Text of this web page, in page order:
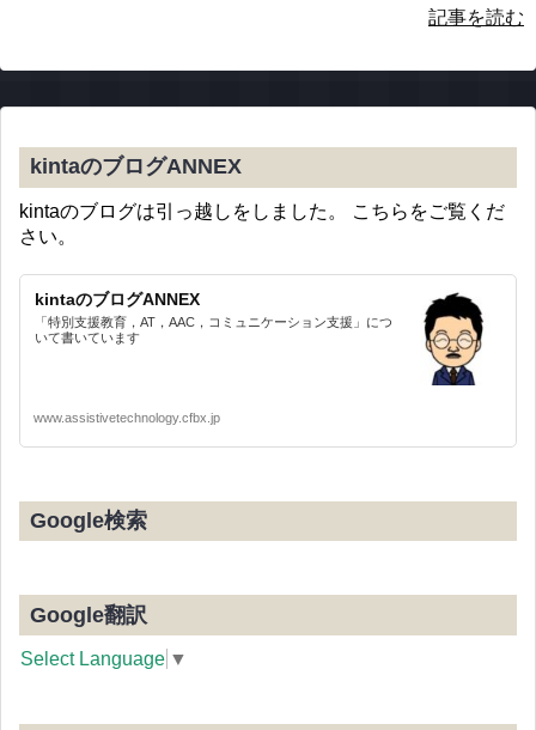
記事を読む
kintaのブログANNEX
kintaのブログは引っ越しをしました。 こちらをご覧くだ
さい。
kintaのブログANNEX
「特別支援教育，AT，AAC，コミュニケーション支援」につ
いて書いています
www.assistivetechnology.cfbx.jp
Google検索
Google翻訳
Select Language ▼